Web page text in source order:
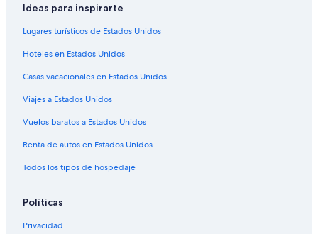
Hoteles cerca de Parque General Sherman Tree
Hoteles de ski en Badger
Hoteles en Badger
Hoteles cerca de Parque Nacional de las Secuoyas
Hoteles 3 estrellas en Miramonte
Apart-Hoteles en Miramonte
B&B en Miramonte
Cabañas en Miramonte
Casas vacacionales en Miramonte
Condominios en Miramonte
Ideas para inspirarte
Lugares turísticos de Estados Unidos
Hoteles en Estados Unidos
Casas vacacionales en Estados Unidos
Viajes a Estados Unidos
Vuelos baratos a Estados Unidos
Renta de autos en Estados Unidos
Todos los tipos de hospedaje
Políticas
Privacidad